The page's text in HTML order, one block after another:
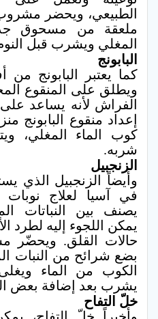
الطبيعي، ويحضر
ملعقة من مسحوق
المغلي ويشرب قبل
البابونج
كما يعتبر البابونج من
ويطلق على المنقوع
الفراش لأنه يساعد
كوب الماء المغلي،
شربه.
الزنجبيل
وأيضاً الزنجبيل الذي
في آسيا لعلاج نوبات
يصنف بين النباتات
يمكن اللجوء إليه لطرد
حالات القلق. ويحضّر
بضع شرائح من
يشرب بعد إضافة بعض
خلّ التفاح